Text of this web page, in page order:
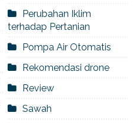
Perubahan Iklim
terhadap Pertanian
Pompa Air Otomatis
Rekomendasi drone
Review
Sawah